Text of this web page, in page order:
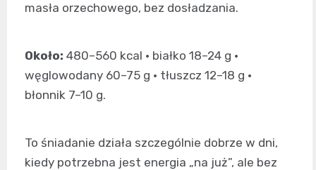
masła orzechowego, bez dosładzania.
Około: 480–560 kcal • białko 18–24 g •
węglowodany 60–75 g • tłuszcz 12–18 g •
błonnik 7–10 g.
To śniadanie działa szczególnie dobrze w dni,
kiedy potrzebna jest energia „na już”, ale bez